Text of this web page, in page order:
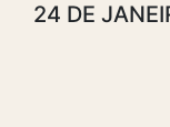
24 DE